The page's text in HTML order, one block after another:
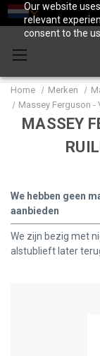
Our website
relevant
consent to the
Home Merken
Massey Ferguson -
MASSEY
We hebben geen
aanbieden
We zijn bezig met
alstublieft later